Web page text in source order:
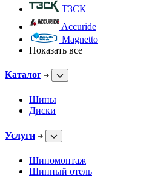
ТЗСК
Accuride
Magnetto
Показать все
Каталог
Шины
Диски
Услуги
Шиномонтаж
Шинный отель